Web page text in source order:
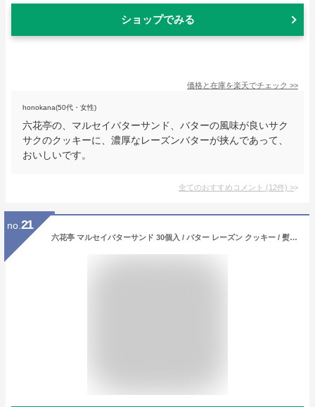
ショップでみる
価格と在庫を楽天でチェック >>
honokana(50代・女性)
六花亭の、マルセイバターサンド、バターの風味が良いサク
サクのクッキーに、濃厚なレーズンバターが挟んであって、
おいしいです。
全てのおすすめコメント (12件) >
no. 21
六花亭 マルセイバターサンド 30個入 / バター レーズン クッキー / 熨斗対応可・メッセージカード承ります / 北海道お土産 父の日 母の日 プレゼント ホワイトデー バレンタイン ばらまき用 ギフト 個包装 クリスマス プチギフト お菓子 かわいい お歳暮 熨斗